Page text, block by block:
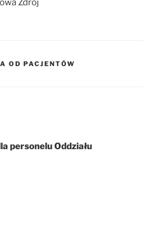
Zdrój
OD PACJENTÓW
personelu Oddziału